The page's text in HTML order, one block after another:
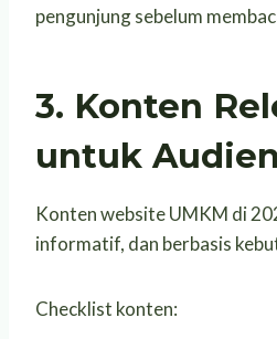
pengunjung sebelum
3. Konten
untuk
Konten website UMKM di
informatif, dan berbasis
Checklist konten: